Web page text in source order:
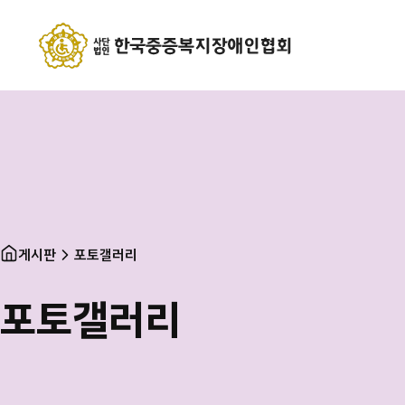
게시판 포토갤러리
포토갤러리